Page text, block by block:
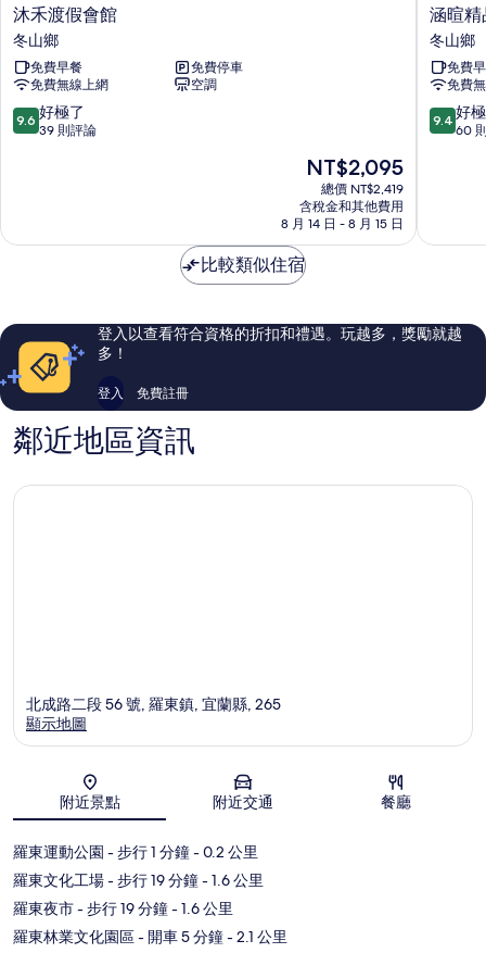
沐
禾
渡
假
會
館
冬
沐禾渡假會館
冬山鄉
免費早餐
免費停車
免費無線上網
空調
9.6
分，
極
評
論
9.6 好極了
39 則評論
現
價
格
為
NT$2,095
NT$2,095
總價 NT$2,419
含稅金和其他費用
8 月 14 日 - 8 月 15 日
涵
暄
精
品
宜
蘭
民
涵暄精
冬山鄉
免費
免費
9.4
分，
極
評
論
9.4 好
60
比較類似住宿
登入以查看符合資格的折扣和禮遇。玩越多，獎勵就越
多！
登入 免費註冊
鄰近地區資訊
地圖
北成路二段 56 號, 羅東鎮, 宜蘭縣, 265
顯示地圖
附近景點 附近交通 餐廳
羅東運動公園 - 步行 1 分鐘- 0.2 公里
羅東文化工場- 步行 19 分鐘- 1.6 公里
羅東夜市- 步行 19 分鐘- 1.6 公里
羅東林業文化園區- 開車 5 分鐘- 2.1 公里